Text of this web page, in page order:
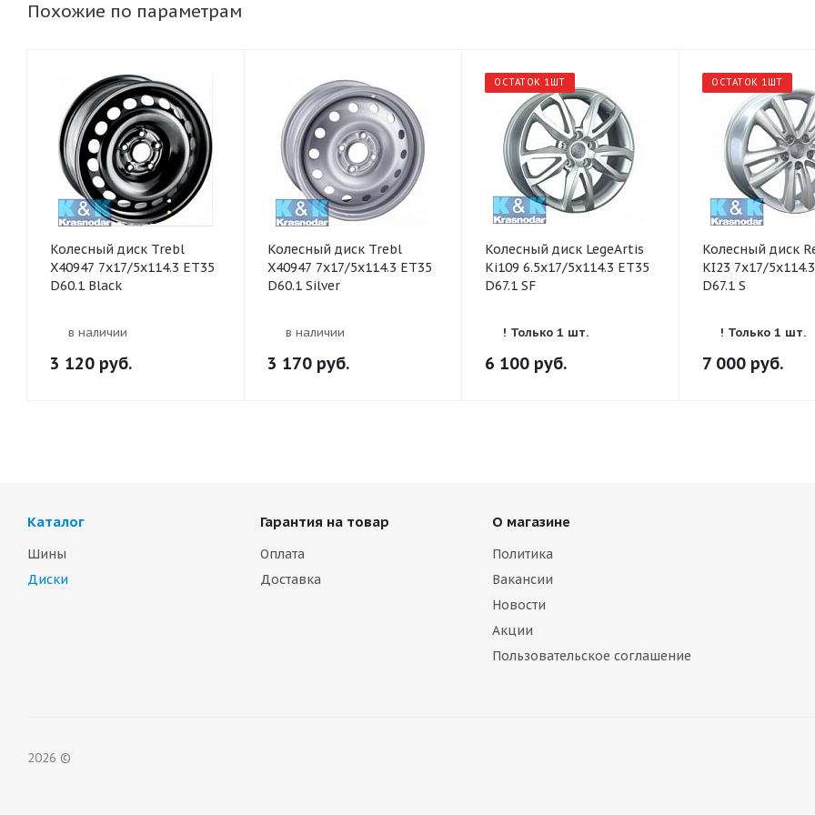
Похожие по параметрам
Колесный диск Trebl
X40947 7x17/5x114.3 ET35
D60.1 Black
в наличии
3 120 руб.
Колесный диск Trebl
X40947 7x17/5x114.3 ET35
D60.1 Silver
в наличии
3 170 руб.
ОСТАТОК 1ШТ
Колесный диск LegeArtis
Ki109 6.5x17/5x114.3 ET35
D67.1 SF
! Только 1 шт.
6 100 руб.
ОСТАТОК 1ШТ
Колесный диск
KI23 7x17/
D67.1 S
! Только 1 шт.
7 000 руб.
Каталог
Шины
Диски
Гарантия на товар
Оплата
Доставка
О магазине
Политика
Вакансии
Новости
Акции
Пользовательское соглашение
2026 ©